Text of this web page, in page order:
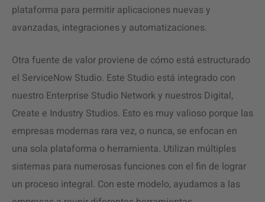
plataforma para permitir aplicaciones nuevas y
avanzadas, integraciones y automatizaciones.
Otra fuente de valor proviene de cómo está estructurado
el ServiceNow Studio. Este Studio está integrado con
nuestro Enterprise Studio Network y nuestros Digital,
Create e Industry Studios. Esto es muy valioso porque las
empresas modernas rara vez, o nunca, se enfocan en
una sola plataforma o herramienta. Utilizan múltiples
sistemas para numerosas funciones con el fin de lograr
un proceso integral. Con este modelo, ayudamos a las